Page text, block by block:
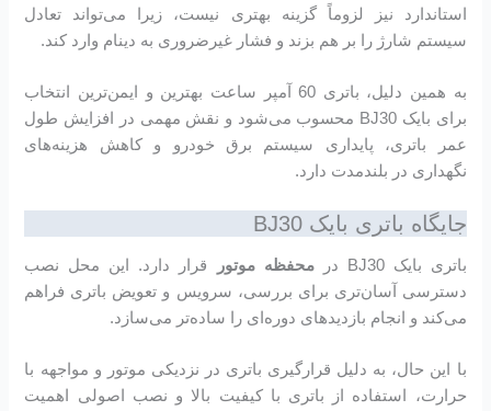
استاندارد نیز لزوماً گزینه بهتری نیست، زیرا می‌تواند تعادل
سیستم شارژ را بر هم بزند و فشار غیرضروری به دینام وارد کند.
به همین دلیل، باتری 60 آمپر ساعت بهترین و ایمن‌ترین انتخاب
برای بایک BJ30 محسوب می‌شود و نقش مهمی در افزایش طول
عمر باتری، پایداری سیستم برق خودرو و کاهش هزینه‌های
نگهداری در بلندمدت دارد.
جایگاه باتری بایک BJ30
باتری بایک BJ30 در محفظه موتور
قرار دارد. این محل نصب
دسترسی آسان‌تری برای بررسی، سرویس و تعویض باتری فراهم
می‌کند و انجام بازدیدهای دوره‌ای را ساده‌تر می‌سازد.
با این حال، به دلیل قرارگیری باتری در نزدیکی موتور و مواجهه با
حرارت، استفاده از باتری با کیفیت بالا و نصب اصولی اهمیت